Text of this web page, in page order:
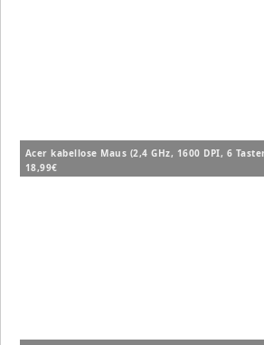
Acer kabellose Maus (2,4 GHz, 1600 DPI, 6
18,99€